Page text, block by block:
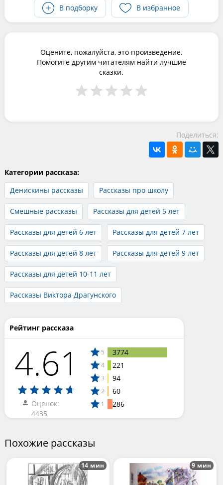
В подборку
В избранное
Оцените, пожалуйста, это произведение.
Помогите другим читателям найти лучшие
сказки.
Поделиться:
Категории рассказа:
Денискины рассказы
Рассказы про школу
Смешные рассказы Рассказы для детей 5 лет
Рассказы для детей 6 лет Рассказы для детей 7 лет
Рассказы для детей 8 лет Рассказы для детей 9 лет
Рассказы для детей 10-11 лет
Рассказы Виктора Драгунского
Рейтинг рассказа
4.61
Оценок:
4435
5 3774
4 221
3 94
2 60
1 286
Похожие рассказы
14 мин 9 мин